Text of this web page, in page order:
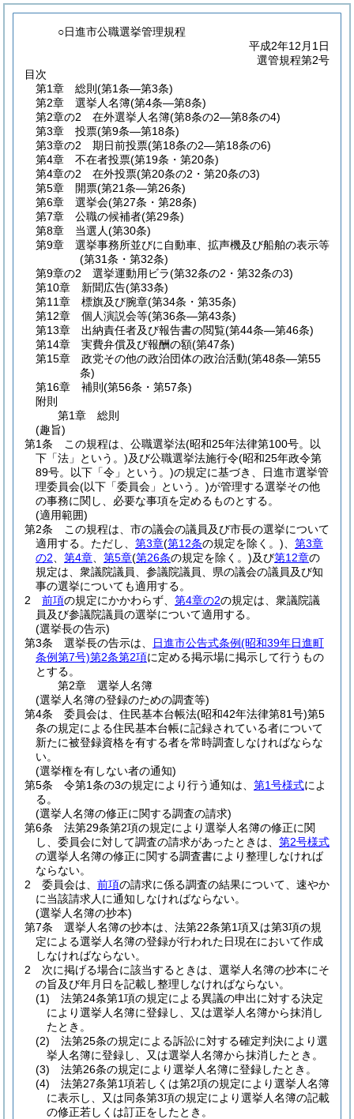
○日進市公職選挙管理規程
平成2年12月1日
選管規程第2号
目次
第1章
総則 (第1条―第3条)
第2章
選挙人名簿(第4条―第8条)
第2章の2
在外選挙人名簿(第8条の2―第8条の4)
第3章
投票(第9条―第18条)
第3章の2
期日前投票(第18条の2―第18条の6)
第4章
不在者投票(第19条・第20条)
第4章の2
在外投票(第20条の2・第20条の3)
第5章
開票(第21条―第26条)
第6章
選挙会(第27条・第28条)
第7章
公職の候補者(第29条)
第8章
当選人(第30条)
第9章
選挙事務所並びに自動車、拡声機及び船舶の表示等
(第31条・第32条)
第9章の2
選挙運動用ビラ(第32条の2・第32条の3)
第10章
新聞広告(第33条)
第11章
標旗及び腕章(第34条・第35条)
第12章
個人演説会等(第36条―第43条)
第13章
出納責任者及び報告書の閲覧(第44条―第46条)
第14章
実費弁償及び報酬の額(第47条)
第15章
政党その他の政治団体の政治活動(第48条―第55
条)
第16章
補則 (第56条・第57条)
附則
第1章
総則
(趣旨)
第1条
この規程は、公職選挙法(昭和25年法律第100号。以
下「法」という。)及び公職選挙法施行令(昭和25年政令第
89号。以下「令」という。)の規定に基づき、日進市選挙管
理委員会(以下「委員会」という。)が管理する選挙その他
の事務に関し、必要な事項を定めるものとする。
(適用範囲)
第2条
この規程は、市の議会の議員及び市長の選挙について
適用する。 ただし、 第3章(第12条の規定を除く。)
第3章
の2
第4章 第5章(第26条の規定を除く。)及び第12章の
規定は、衆議院議員、参議院議員、県の議会の議員及び知
事の選挙についても適用する。
2
前項の規定にかかわらず、 第4章の2の規定は、衆議院議
員及び参議院議員の選挙について適用する。
(選挙長の告示)
第3条
選挙長の告示は、 日進市公告式条例(昭和39年日進町
条例第7号)第2条第2項に定める掲示場に掲示して行うもの
とする。
第2章
選挙人名簿
(選挙人名簿の登録のための調査等)
第4条
委員会は、住民基本台帳法(昭和42年法律第81号)第5
条の規定による住民基本台帳に記録されている者について
新たに被登録資格を有する者を常時調査しなければならな
い。
(選挙権を有しない者の通知)
第5条
令第1条の3の規定により行う通知は、 第1号様式によ
る。
(選挙人名簿の修正に関する調査の請求)
第6条
法第29条第2項の規定により選挙人名簿の修正に関
し、委員会に対して調査の請求があったときは、 第2号様式
の選挙人名簿の修正に関する調査書により整理しなければ
ならない。
2
委員会は、 前項の請求に係る調査の結果について、速やか
に当該請求人に通知しなければならない。
(選挙人名簿の抄本)
第7条
選挙人名簿の抄本は、法第22条第1項又は第3項の規
定による選挙人名簿の登録が行われた日現在において作成
しなければならない。
2
次に掲げる場合に該当するときは、選挙人名簿の抄本にそ
の旨及び年月日を記載し整理しなければならない。
(1)
法第24条第1項の規定による異議の申出に対する決定
により選挙人名簿に登録し、又は選挙人名簿から抹消し
たとき。
(2)
法第25条の規定による訴訟に対する確定判決により選
挙人名簿に登録し、又は選挙人名簿から抹消したとき。
(3)
法第26条の規定により選挙人名簿に登録したとき。
(4)
法第27条第1項若しくは第2項の規定により選挙人名簿
に表示し、又は同条第3項の規定により選挙人名簿の記載
の修正若しくは訂正をしたとき。